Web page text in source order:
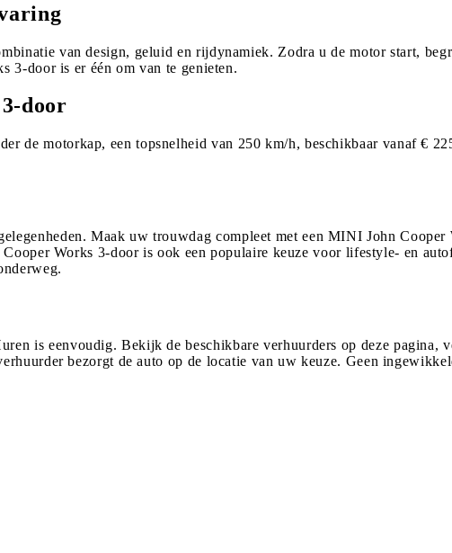
van design, geluid en rijdynamiek. Zodra u de motor start,
3-door is er één om van te genieten.
door
de motorkap, een topsnelheid van 250 km/h, beschikbaar vanaf €
Maak uw trouwdag compleet met een MINI John
Works 3-door is ook een populaire keuze voor lifestyle- en
is eenvoudig. Bekijk de beschikbare verhuurders op deze pagina,
bezorgt de auto op de locatie van uw keuze. Geen